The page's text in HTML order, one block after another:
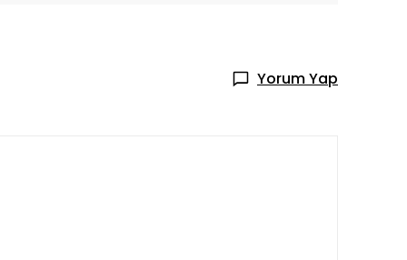
Yorum Yap